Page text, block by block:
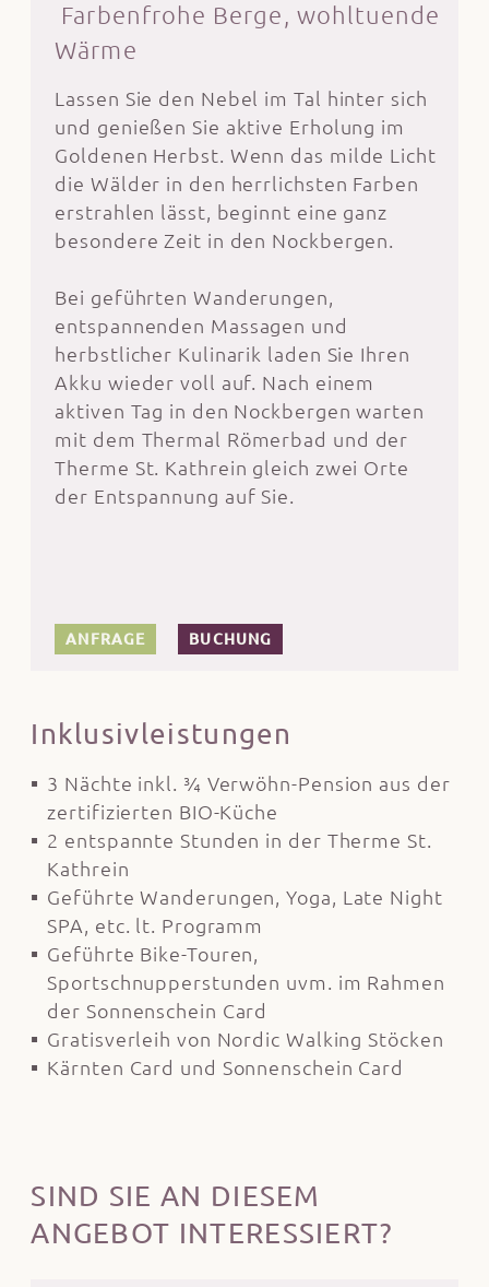
Farbenfrohe Berge, wohltuende
Wärme
Lassen Sie den Nebel im Tal hinter sich
und genießen Sie aktive Erholung im
Goldenen Herbst. Wenn das milde Licht
die Wälder in den herrlichsten Farben
erstrahlen lässt, beginnt eine ganz
besondere Zeit in den Nockbergen.
Bei geführten Wanderungen,
entspannenden Massagen und
herbstlicher Kulinarik laden Sie Ihren
Akku wieder voll auf. Nach einem
aktiven Tag in den Nockbergen warten
mit dem Thermal Römerbad und der
Therme St. Kathrein gleich zwei Orte
der Entspannung auf Sie.
ANFRAGE BUCHUNG
Inklusivleistungen
3 Nächte inkl. ¾ Verwöhn-Pension aus der
zertifizierten BIO-Küche
2 entspannte Stunden in der Therme St.
Kathrein
Geführte Wanderungen, Yoga, Late Night
SPA, etc. lt. Programm
Geführte Bike-Touren,
Sportschnupperstunden uvm. im Rahmen
der Sonnenschein Card
Gratisverleih von Nordic Walking Stöcken
Kärnten Card und Sonnenschein Card
SIND SIE AN DIESEM
ANGEBOT INTERESSIERT?